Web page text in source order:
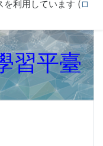
を利用しています (ロ
習平臺